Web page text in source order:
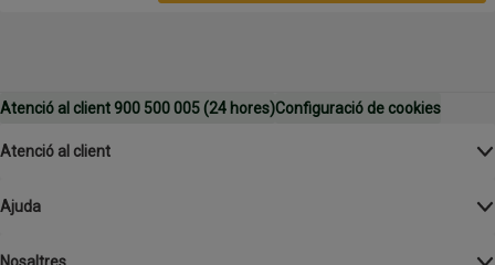
Atenció al client 900 500 005 (24 hores)Configuració de cookies
Atenció al client
Ajuda